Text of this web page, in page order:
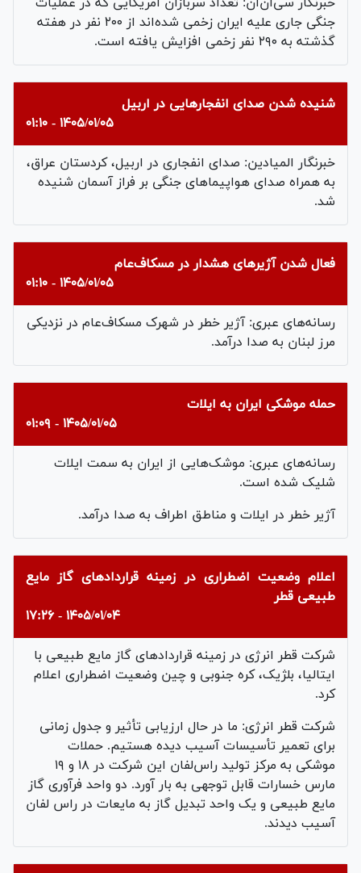
جنگی جاری علیه ایران زخمی شده‌اند از ۲۰۰ نفر در هفته
گذشته به ۲۹۰ نفر زخمی افزایش یافته است.
شنیده شدن صدای انفجارهایی در اربیل
۱۴۰۵/۰۱/۰۵ - ۰۱:۱۰
خبرنگار المیادین: صدای انفجاری در اربیل، کردستان عراق،
به همراه صدای هواپیماهای جنگی بر فراز آسمان شنیده
شد.
فعال شدن آژیرهای هشدار در مسکاف‌عام
۱۴۰۵/۰۱/۰۵ - ۰۱:۱۰
رسانه‌های عبری: آژیر خطر در شهرک مسکاف‌عام در نزدیکی
مرز لبنان به صدا درآمد.
حمله موشکی ایران به ایلات
۱۴۰۵/۰۱/۰۵ - ۰۱:۰۹
رسانه‌های عبری: موشک‌هایی از ایران به سمت ایلات
شلیک شده است.
آژیر خطر در ایلات و مناطق اطراف به صدا درآمد.
اعلام وضعیت اضطراری در زمینه قراردادهای گاز مایع
طبیعی قطر
۱۴۰۵/۰۱/۰۴ - ۱۷:۲۶
شرکت قطر انرژی در زمینه قراردادهای گاز مایع طبیعی با
ایتالیا، بلژیک، کره جنوبی و چین وضعیت اضطراری اعلام
کرد.
شرکت قطر انرژی: ما در حال ارزیابی تأثیر و جدول زمانی
برای تعمیر تأسیسات آسیب دیده هستیم. حملات
موشکی به مرکز تولید راس‌لفان این شرکت در ۱۸ و ۱۹
مارس خسارات قابل توجهی به بار آورد. دو واحد فرآوری گاز
مایع طبیعی و یک واحد تبدیل گاز به مایعات در راس لفان
آسیب دیدند.